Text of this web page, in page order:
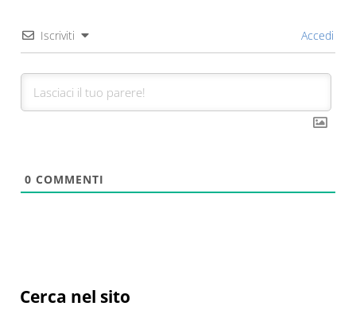
Iscriviti Accedi
0 COMMENTI
Sidebar
Cerca nel sito